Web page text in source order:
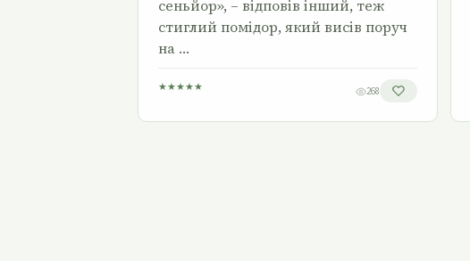
сеньйор», – відповів інший, теж
стиглий помідор, який висів поруч
на …
★★★★★ 268